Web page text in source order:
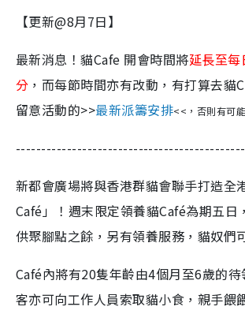
【更新@8月7日】
最新消息！貓Cafe 開會時間將延長至
分 ，而每節時間亦有改動，有打算去貓
留意活動的>>最新派籌安排<<，否則有可
新都會廣場將與香港群貓會聯手打造全
Café」！週末限定領養貓Café為期五日
供聚腳點之餘，另有領養服務，貓奴們
Café內將有20隻年齡由4個月至6歲的
客亦可向工作人員索取貓小食，親手餵